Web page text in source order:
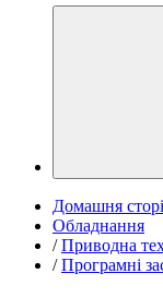
Домашня
Обладнання
/ Приводна
/ Програмні